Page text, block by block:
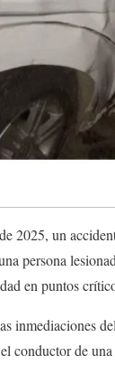
2025, un
persona
en puntos
inmediaciones
conductor de